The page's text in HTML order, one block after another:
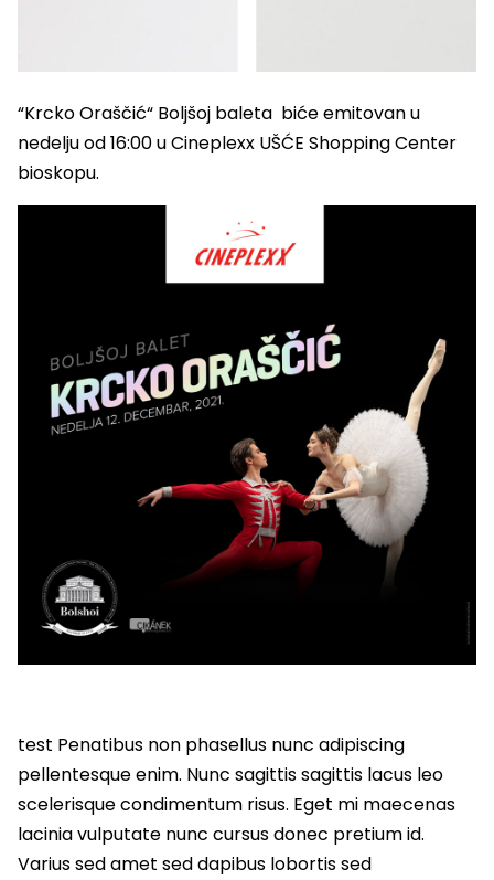
“Krcko Oraščić“ Boljšoj baleta biće emitovan u
nedelju od 16:00 u Cineplexx UŠĆE Shopping Center
bioskopu.
test Penatibus non phasellus nunc adipiscing
pellentesque enim. Nunc sagittis sagittis lacus leo
scelerisque condimentum risus. Eget mi maecenas
lacinia vulputate nunc cursus donec pretium id.
Varius sed amet sed dapibus lobortis sed